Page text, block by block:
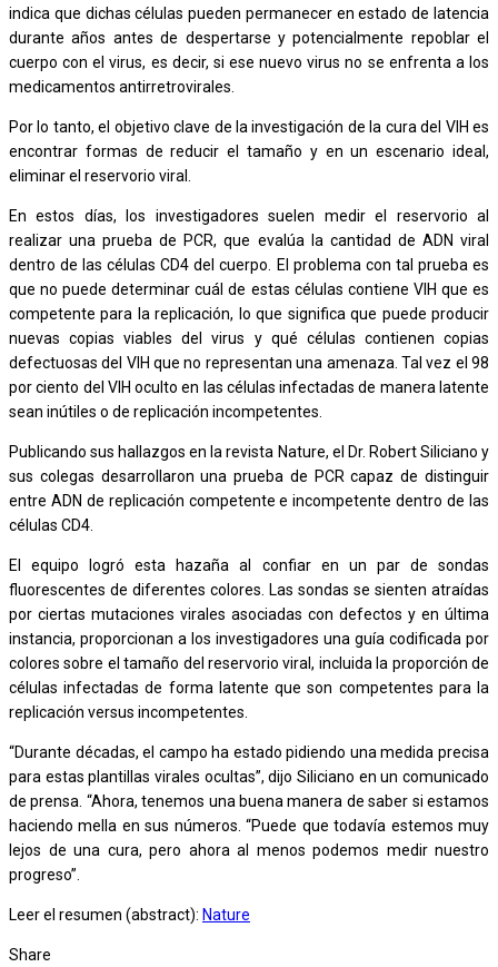
indica que dichas células pueden permanecer en estado de latencia
durante años antes de despertarse y potencialmente repoblar el
cuerpo con el virus, es decir, si ese nuevo virus no se enfrenta a los
medicamentos antirretrovirales.
Por lo tanto, el objetivo clave de la investigación de la cura del VIH es
encontrar formas de reducir el tamaño y en un escenario ideal,
eliminar el reservorio viral.
En estos días, los investigadores suelen medir el reservorio al
realizar una prueba de PCR, que evalúa la cantidad de ADN viral
dentro de las células CD4 del cuerpo. El problema con tal prueba es
que no puede determinar cuál de estas células contiene VIH que es
competente para la replicación, lo que significa que puede producir
nuevas copias viables del virus y qué células contienen copias
defectuosas del VIH que no representan una amenaza. Tal vez el 98
por ciento del VIH oculto en las células infectadas de manera latente
sean inútiles o de replicación incompetentes.
Publicando sus hallazgos en la revista Nature, el Dr. Robert Siliciano y
sus colegas desarrollaron una prueba de PCR capaz de distinguir
entre ADN de replicación competente e incompetente dentro de las
células CD4.
El equipo logró esta hazaña al confiar en un par de sondas
fluorescentes de diferentes colores. Las sondas se sienten atraídas
por ciertas mutaciones virales asociadas con defectos y en última
instancia, proporcionan a los investigadores una guía codificada por
colores sobre el tamaño del reservorio viral, incluida la proporción de
células infectadas de forma latente que son competentes para la
replicación versus incompetentes.
“Durante décadas, el campo ha estado pidiendo una medida precisa
para estas plantillas virales ocultas”, dijo Siliciano en un comunicado
de prensa. “Ahora, tenemos una buena manera de saber si estamos
haciendo mella en sus números. “Puede que todavía estemos muy
lejos de una cura, pero ahora al menos podemos medir nuestro
progreso”.
Leer el resumen (abstract): Nature
Share